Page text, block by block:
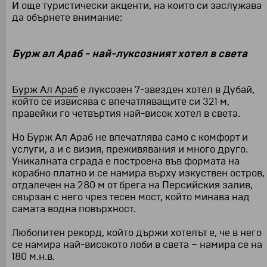
И още туристически акценти, на които си заслужава
да обърнете внимание:
Бурж ал Араб - най-луксозният хотел в света
Бурж Ал Араб е луксозен 7-звезден хотел в Дубай,
който се извисява с впечатляващите си 321 м,
правейки го четвъртия най-висок хотел в света.
Но Бурж Ал Араб не впечатлява само с комфорт и
услуги, а и с визия, преживявания и много друго.
Уникалната сграда е построена във формата на
корабно платно и се намира върху изкуствен остров,
отдалечен на 280 м от брега на Персийския залив,
свързан с него чрез тесен мост, който минава над
самата водна повърхност.
Любопитен рекорд, който държи хотелът е, че в него
се намира най-високото лоби в света – намира се на
180 м.н.в.